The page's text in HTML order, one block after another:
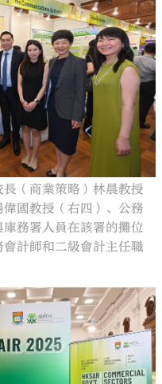
（商業策略）林晨教授
偉國教授（右四）、公務
務署人員在該署的攤位
計師和二級會計主任職